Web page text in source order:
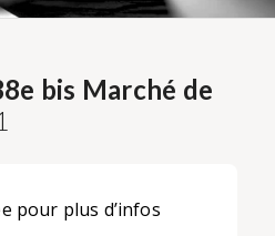
bis Marché de
pour plus d’infos